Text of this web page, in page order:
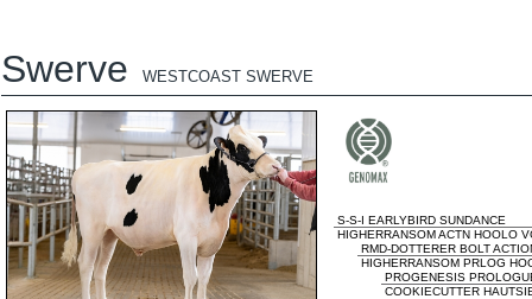
Swerve WESTCOAST SWERVE
S-S-I EARLYBIRD SUNDANCE
HIGHERRANSOM ACTN HOOLO
RMD-DOTTERER BOLT
HIGHERRANSOM PRLOG
PROGENESIS
COOKIECUTTER